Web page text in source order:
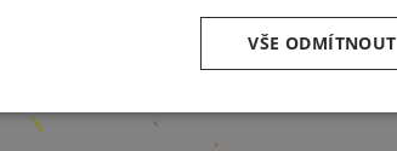
VŠE ODMÍTNOUT